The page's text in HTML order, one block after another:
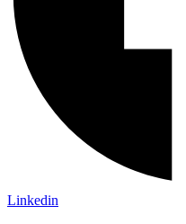
Linkedin